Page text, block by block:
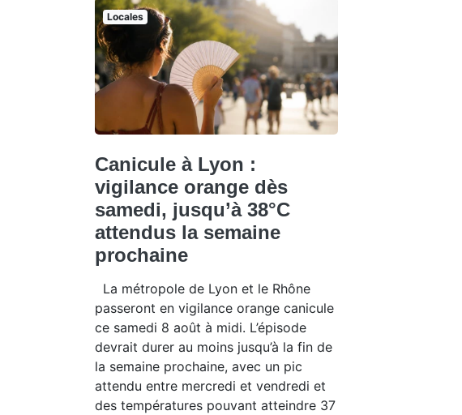
Locales
Canicule à Lyon :
vigilance orange dès
samedi, jusqu’à 38°C
attendus la semaine
prochaine
La métropole de Lyon et le Rhône
passeront en vigilance orange canicule
ce samedi 8 août à midi. L’épisode
devrait durer au moins jusqu’à la fin de
la semaine prochaine, avec un pic
attendu entre mercredi et vendredi et
des températures pouvant atteindre 37